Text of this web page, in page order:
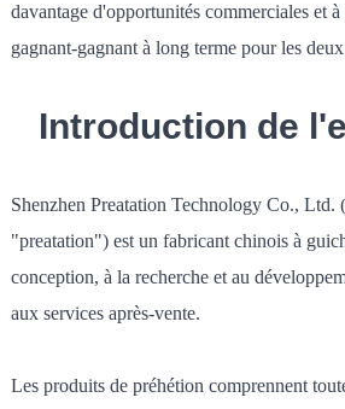
davantage d'opportunités commerciales et
gagnant-gagnant à long terme pour les
Introduction de
Shenzhen Preatation Technology Co., Ltd.
"preatation") est un fabricant chinois à
conception, à la recherche et au
aux services après-vente.
Les produits de préhétion comprennent